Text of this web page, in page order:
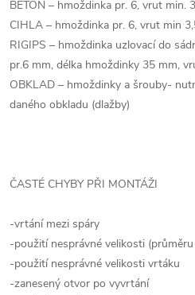
BETON – hmoždinka pr. 6, vrut min.
CIHLA – hmoždinka pr. 6, vrut min
RIGIPS – hmoždinka uzlovací do
pr.6 mm, délka hmoždinky 35 mm,
OBKLAD – hmoždinky a šrouby-
daného obkladu (dlažby)
ČASTÉ CHYBY PŘI MONTÁŽI
-vrtání mezi spáry
-použití nesprávné velikosti
-použití nesprávné velikosti vrtáku
-zanesený otvor po vyvrtání